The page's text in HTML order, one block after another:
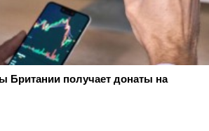
Британии получает донаты на